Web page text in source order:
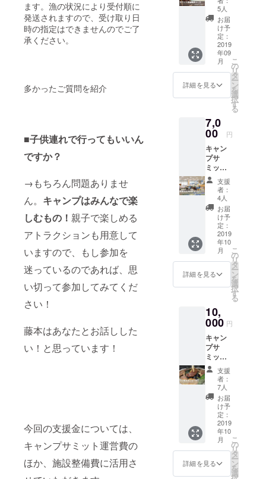
ます。漁の状況により受付順に
発送されますので、受け取り日
時の指定はできませんのでご了
承ください。
多かったご質問を紹介
■子供連れで行ってもいいん
ですか？
→もちろん問題ありませ
ん。 キャンプはみんなで楽
しむもの！ 親子で楽しめる
アトラクションも用意して
いますので、もし参加を
迷っているのであれば、思
い切って参加してみてくだ
さい！
藤本はあなたとお話しした
い！と思っています！
今回の支援金については、
キャンプサミット運営費の
ほか、施設整備費に活用さ
用意し
ます。
・詰め
放題の
袋は、
一般的
なレジ
袋
程度の
ものを
する予
定で
す。 ・
用意で
きる野
菜は天
候等に
より変
更にな
る可能
性があ
りま
す。
非常に
実践的
かつレ
アな
レッス
ンにな
ること
なしで
す。
きる
チャン
スで
す。
２）当
日は藤
本聖美
がラン
チをご
楽しみ
に！
業後、
もし
キャン
プをし
たいと
いうこ
とであ
れば宿
泊可能
です。
（キャ
ンプ用
各自ご
用意く
スケ
ジュー
ル■９：
００〜
１２：
００午
前作
業 １
時間の
ランチ
休憩
１３：
００〜
１５：
００午
※途中で
帰宅し
いして
いただ
きま
す。あ
なたの
腕の見
せ所で
す。も
ちろ
大募
集。こ
こでDIY
の練習
をして
家族に
自慢で
きる
チャン
スで
す。
２）当
日は藤
本聖美
がラン
チをご
用意い
に！
３）作
もし
キャン
プをし
たいと
いうこ
とであ
れば宿
泊可能
です。
（キャ
ンプ用
具等は
用意く
ださ
コース
となり
ます。
キャン
プサ
ミット
に参加
して貴
方の意
見を聞
かせて
い！こ
んな
キャン
プ場が
あった
らいい
のに…
普通
じゃな
い特別
なキャ
ンプ場
でキャ
ンプを
してみ
たい…
そんな
で参加
してみ
てくだ
さい。
１）貴
方の
キャン
プ場に
対する
思いを
ぶつけ
られる
サミッ
トでの
発言権
です。
藤本は
5人
お届
け予
定：
2019
年09
月
詳細を見る
こ
の
リ
タ
ー
ン
を
選
択
す
る
7,0
00 円
キャン
プサ
ミット
当日に
残念な
がら参
加でき
ない方
もご安
心くだ
さい。
１）北
海道の
美味し
い秋の
味覚で
菜を詰
め合わ
せてお
送りし
ます。
（5000
円相当
送料
込）
キャン
プ場の
ある地
域の豊
かな実
りを実
感して
くださ
支援
者：
4人
お届
け予
定：
2019
年10
月
詳細を見る
こ
の
リ
タ
ー
ン
を
選
択
す
る
10,
000 円
キャン
プサ
ミット
当日に
残念な
がら参
加でき
ない方
もご安
心くだ
さい。
１）北
海道と
いえば
ジンギ
支援
者：
7人
お届
け予
定：
2019
年10
月
詳細を見る
こ
の
リ
タ
ー
ン
を
選